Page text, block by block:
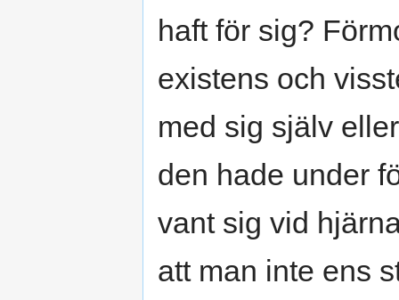
haft för sig?
existens och
med sig själv
den hade under
vant sig vid
att man inte ens